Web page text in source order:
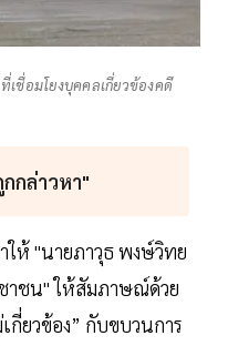
เชื่อมโยงบุคคลเกี่ยวข้องคดี
กล่าวหา"
ห้ "นายภาวุธ พงษ์วิทย
าชน" ให้สัมภาษณ์ด้วย
ยวข้อง” กับขบวนการ